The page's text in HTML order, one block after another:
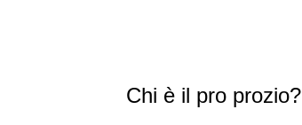
Chi è il pro prozio?